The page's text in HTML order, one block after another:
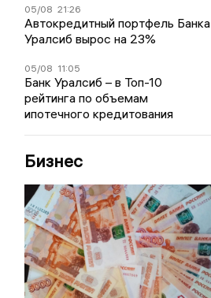
05/08 21:26
Автокредитный портфель Банка
Уралсиб вырос на 23%
05/08 11:05
Банк Уралсиб – в Топ-10
рейтинга по объемам
ипотечного кредитования
Бизнес